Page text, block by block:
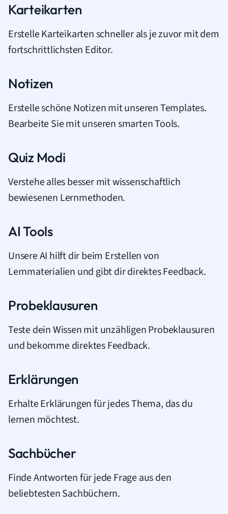
Karteikarten
Erstelle Karteikarten schneller als je zuvor mit dem
fortschrittlichsten Editor.
Notizen
Erstelle schöne Notizen mit unseren Templates.
Bearbeite Sie mit unseren smarten Tools.
Quiz Modi
Verstehe alles besser mit wissenschaftlich
bewiesenen Lernmethoden.
AI Tools
Unsere AI hilft dir beim Erstellen von
Lernmaterialien und gibt dir direktes Feedback.
Probeklausuren
Teste dein Wissen mit unzähligen Probeklausuren
und bekomme direktes Feedback.
Erklärungen
Erhalte Erklärungen für jedes Thema, das du
lernen möchtest.
Sachbücher
Finde Antworten für jede Frage aus den
beliebtesten Sachbüchern.